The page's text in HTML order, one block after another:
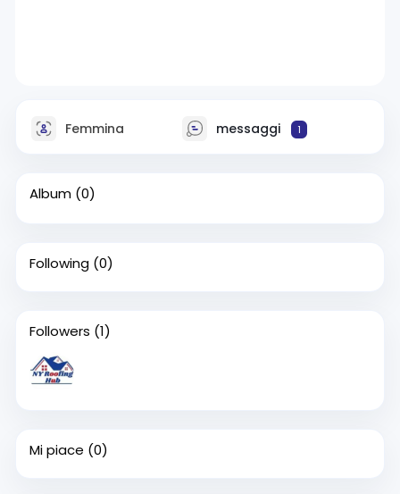
Femmina messaggi 1
Album (0)
Following (0)
Followers (1)
Mi piace (0)